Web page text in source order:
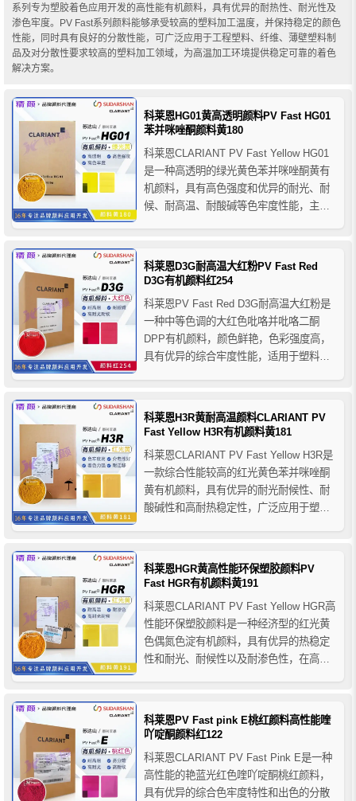
系列专为塑胶着色应用开发的高性能有机颜料，具有优异的耐热性、耐光性及
渗色牢度。PV Fast系列颜料能够承受较高的塑料加工温度，并保持稳定的颜色
性能，同时具有良好的分散性能，可广泛应用于工程塑料、纤维、薄壁塑料制
品及对分散性要求较高的塑料加工领域，为高温加工环境提供稳定可靠的着色
解决方案。
科莱恩HG01黄高透明颜料PV Fast HG01
苯并咪唑酮颜料黄180
科莱恩CLARIANT PV Fast Yellow HG01
是一种高透明的绿光黄色苯并咪唑酮黄有
机颜料，具有高色强度和优异的耐光、耐
候、耐高温、耐酸碱等色牢度性能，主要
纤维、PAN纤维等多种聚合物的应用。
科莱恩D3G耐高温大红粉PV Fast Red
D3G有机颜料红254
科莱恩PV Fast Red D3G耐高温大红粉是
一种中等色调的大红色吡咯并吡咯二酮
DPP有机颜料，颜色鲜艳，色彩强度高，
具有优异的综合牢度性能，适用于塑料行
为PO和PVC中的着色颜料，还适用于装饰
性层压纸的凹版印刷油墨，溶剂和水基包
科莱恩H3R黄耐高温颜料CLARIANT PV
Fast Yellow H3R有机颜料黄181
科莱恩CLARIANT PV Fast Yellow H3R是
一款综合性能较高的红光黄色苯并咪唑酮
黄有机颜料，具有优异的耐光耐候性、耐
酸碱性和高耐热稳定性，广泛应用于塑料
PS、ABS、聚甲醛、PBT、聚氨酯、PP
纤维、PAN纤维等。
科莱恩HGR黄高性能环保塑胶颜料PV
Fast HGR有机颜料黄191
科莱恩CLARIANT PV Fast Yellow HGR高
性能环保塑胶颜料是一种经济型的红光黄
色偶氮色淀有机颜料，具有优异的热稳定
性和耐光、耐候性以及耐渗色性，在高密
化合物、联苯胺和铬酸铅颜料的理想替代
品。推荐应用于PO、PVC、橡胶、P...
科莱恩PV Fast pink E桃红颜料高性能喹
吖啶酮颜料红122
科莱恩CLARIANT PV Fast Pink E是一种
高性能的艳蓝光红色喹吖啶酮桃红颜料，
具有优异的综合色牢度特性和出色的分散